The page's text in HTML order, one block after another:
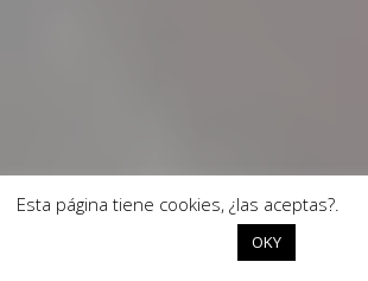
Esta página tiene cookies, ¿las aceptas?.
OKY